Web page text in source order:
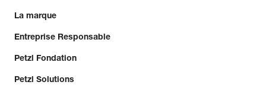
La marque
Entreprise Responsable
Petzl Fondation
Petzl Solutions